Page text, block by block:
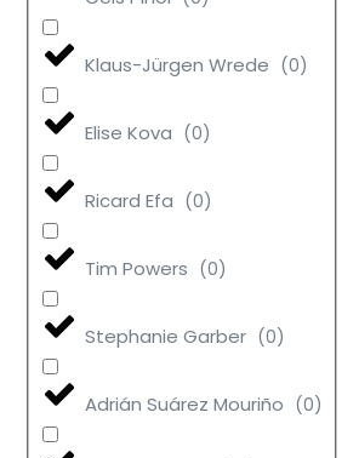
Klaus-Jürgen Wrede (0)
Elise Kova (0)
Ricard Efa (0)
Tim Powers (0)
Stephanie Garber (0)
Adrián Suárez Mouriño (0)